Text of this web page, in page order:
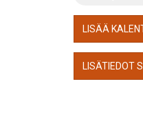
LISÄÄ
LISÄTIEDOT